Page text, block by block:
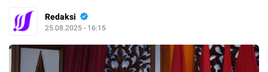
Redaksi
25.08.2025 - 16:15